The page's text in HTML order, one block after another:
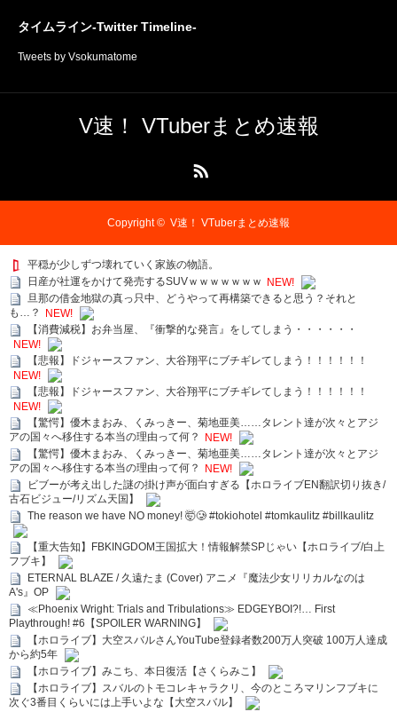
タイムライン-Twitter Timeline-
Tweets by Vsokumatome
V速！ VTuberまとめ速報
Copyright © V速！ VTuberまとめ速報
平穏が少しずつ壊れていく家族の物語。
日産が社運をかけて発売するSUVｗｗｗｗｗｗｗ NEW!
旦那の借金地獄の真っ只中、どうやって再構築できると思う？それと
も…？
NEW!
【消費減税】お弁当屋、『衝撃的な発言』をしてしまう・・・・・・
NEW!
【悲報】ドジャースファン、大谷翔平にブチギレてしまう！！！！！！
NEW!
【悲報】ドジャースファン、大谷翔平にブチギレてしまう！！！！！！
NEW!
【驚愕】優木まおみ、くみっきー、菊地亜美……タレント達が次々とアジ
アの国々へ移住する本当の理由って何？
NEW!
【驚愕】優木まおみ、くみっきー、菊地亜美……タレント達が次々とアジ
アの国々へ移住する本当の理由って何？
NEW!
ビブーが考え出した謎の掛け声が面白すぎる【ホロライブEN翻訳切り抜き/
古石ビジュー/リズム天国】
The reason we have NO money! 🤯🥲 #tokiohotel #tomkaulitz #billkaulitz
【重大告知】FBKINGDOM王国拡大！情報解禁SPじゃい【ホロライブ/白上
フブキ】
ETERNAL BLAZE / 久遠たま (Cover) アニメ『魔法少女リリカルなのは
A's』OP
≪Phoenix Wright: Trials and Tribulations≫ EDGEYBOI?!… First
Playthrough! #6【SPOILER WARNING】
【ホロライブ】大空スバルさんYouTube登録者数200万人突破 100万人達成
から約5年
【ホロライブ】みこち、本日復活【さくらみこ】
【ホロライブ】スバルのトモコレキャラクリ、今のところマリンフブキに
次ぐ3番目くらいには上手いよな【大空スバル】